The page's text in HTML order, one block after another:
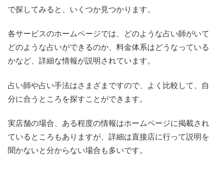
で探してみると、いくつか見つかります。
各サービスのホームページでは、どのような占い師がいて
どのような占いができるのか、料金体系はどうなっている
かなど、詳細な情報が説明されています。
占い師や占い手法はさまざまですので、よく比較して、自
分に合うところを探すことができます。
実店舗の場合、ある程度の情報はホームページに掲載され
ているところもありますが、詳細は直接店に行って説明を
聞かないと分からない場合も多いです。